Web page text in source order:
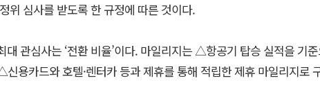
위 심사를 받도록 한 규정에 따른 것이다.
대 관심사는 ‘전환 비율’이다. 마일리지는 △항공기 탑승 실적을 기
용카드와 호텔·렌터카 등과 제휴를 통해 적립한 제휴 마일리지로